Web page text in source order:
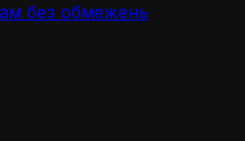
без обмежень